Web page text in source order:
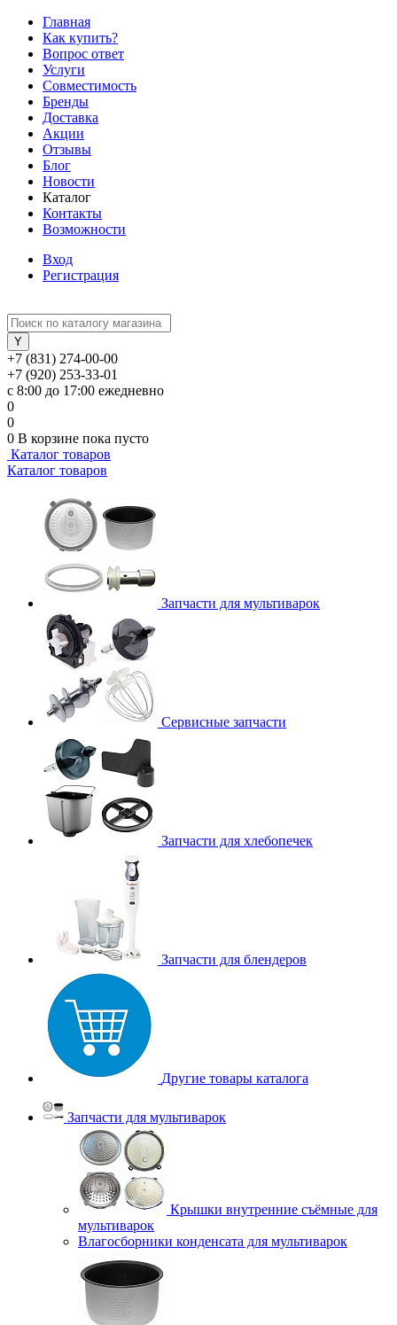
Главная
Как купить?
Вопрос ответ
Услуги
Совместимость
Бренды
Доставка
Акции
Отзывы
Блог
Новости
Каталог
Контакты
Возможности
Вход
Регистрация
+7 (831) 274-00-00
+7 (920) 253-33-01
с 8:00 до 17:00 ежедневно
0
0
0 В корзине пока пусто
Каталог товаров
Каталог товаров
Запчасти для мультиварок
Сервисные запчасти
Запчасти для хлебопечек
Запчасти для блендеров
Другие товары каталога
Запчасти для мультиварок
Крышки внутренние съёмные для
мультиварок
Влагосборники конденсата для мультиварок